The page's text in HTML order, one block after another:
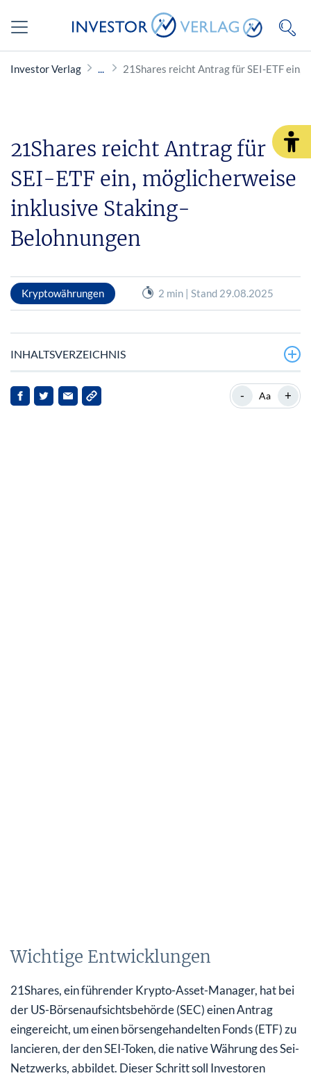
Investor Verlag 21Shares reicht Antrag für SEI-ETF ein,
21Shares reicht Antrag für
SEI-ETF ein, möglicherweise
inklusive Staking-
Belohnungen
Kryptowährungen 2 min | Stand 29.08.2025
INHALTSVERZEICHNIS
Wichtige Entwicklungen
- Aa +
Wichtige Entwicklungen
21Shares, ein führender Krypto-Asset-Manager, hat bei
der US-Börsenaufsichtsbehörde (SEC) einen Antrag
eingereicht, um einen börsengehandelten Fonds (ETF) zu
lancieren, der den SEI-Token, die native Währung des Sei-
Netzwerks, abbildet. Dieser Schritt soll Investoren